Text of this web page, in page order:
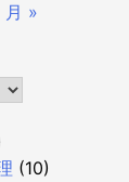
月 »
(10)